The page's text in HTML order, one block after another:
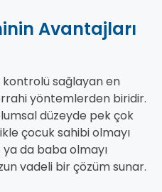
Avantajları
kontrolü sağlayan en
yöntemlerden biridir.
düzeyde pek çok
çocuk sahibi olmayı
da baba olmayı
vadeli bir çözüm sunar.